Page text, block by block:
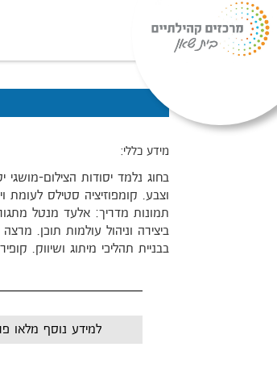
מידע כללי:
בחוג נלמד יסודות הצילום-
וצבע. קומפוזיציה סטילס לעומת
ביצירה וניהול עולמות תוכן.
בבניית תהליכי מיתוג ושיווק.
למידע נוסף מלאו